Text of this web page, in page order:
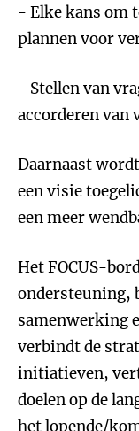
- Elke kans om
plannen voor
- Stellen van
accorderen van
Daarnaast
een visie
een meer
Het FOCUS-
ondersteuning,
samenwerking
verbindt de
initiatieven,
doelen op de
het lopende/